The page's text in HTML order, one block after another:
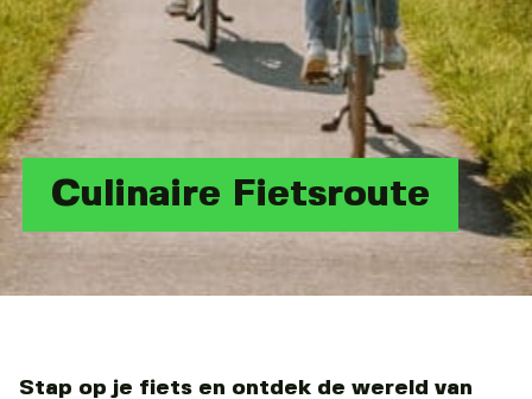
Culinaire Fietsroute
Stap op je fiets en ontdek de wereld van